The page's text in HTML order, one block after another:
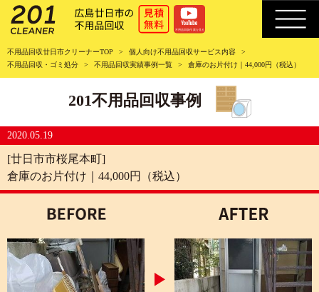
不用品回収廿日市クリーナーTOP
個人向け不用品回収サービス内容
不用品回収・ゴミ処分
不用品回収実績事例一覧 倉庫のお片付け｜44,000円（税込）
201不用品回収事例
2020.05.19
[廿日市市桜尾本町]
倉庫のお片付け｜44,000円（税込）